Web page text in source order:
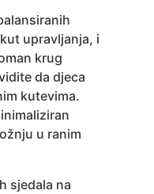
upravljanja, i
krug
da djeca
kutevima.
u ranim
sjedala na